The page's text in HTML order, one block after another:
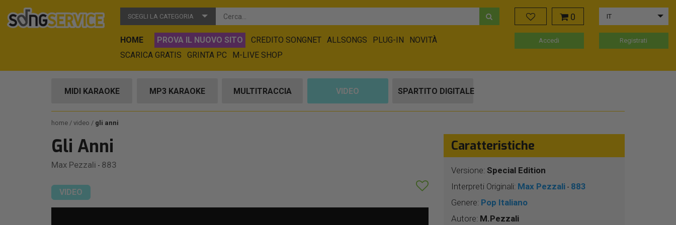
SCEGLI LA CATEGORIA
HOME PROVA IL NUOVO SITO CREDITO SONGNET ALLSONGS PLUG-IN
NOVITÀ
SCARICA GRATIS
GRINTA PC M-LIVE SHOP
0 IT
Accedi Registrati
MIDI KARAOKE MP3 KARAOKE MULTITRACCIA VIDEO SPARTITO DIGITALE
home video gli anni
Gli Anni
Max Pezzali - 883
VIDEO
Caratteristiche
Versione: Special Edition
Interpreti Originali: Max Pezzali - 883
Genere: Pop Italiano
Autore: M.Pezzali